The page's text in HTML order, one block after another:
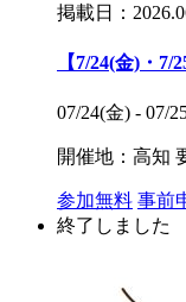
掲載日：
【7/24(金)・
07/24(金) - 07/
開催地：高知
参加無料 事前
終了しました